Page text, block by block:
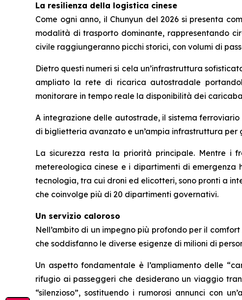
La resilienza della logistica cinese
Come ogni anno, il Chunyun del 2026 si presenta
modalità di trasporto dominante, rappresentando
civile raggiungeranno picchi storici, con volumi di
Dietro questi numeri si cela un’infrastruttura
ampliato la rete di ricarica autostradale
monitorare in tempo reale la disponibilità dei
A integrazione delle autostrade, il sistema
di biglietteria avanzato e un’ampia infrastruttura
La sicurezza resta la priorità principale. Mentre i
metereologica cinese e i dipartimenti di
tecnologia, tra cui droni ed elicotteri, sono pronti a
che coinvolge più di 20 dipartimenti governativi.
Un servizio caloroso
Nell’ambito di un impegno più profondo per il
che soddisfanno le diverse esigenze di milioni di
Un aspetto fondamentale è l’ampliamento delle
rifugio ai passeggeri che desiderano un viaggio
“silenzioso”, sostituendo i rumorosi annunci con